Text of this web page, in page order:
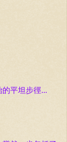
平坦步徑...